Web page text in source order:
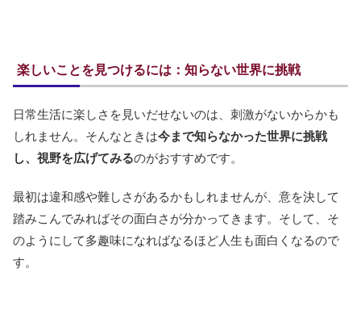
楽しいことを見つけるには：知らない世界に挑戦
日常生活に楽しさを見いだせないのは、刺激がないからかも
しれません。そんなときは今まで知らなかった世界に挑戦
し、視野を広げてみるのがおすすめです。
最初は違和感や難しさがあるかもしれませんが、意を決して
踏みこんでみればその面白さが分かってきます。そして、そ
のようにして多趣味になればなるほど人生も面白くなるので
す。